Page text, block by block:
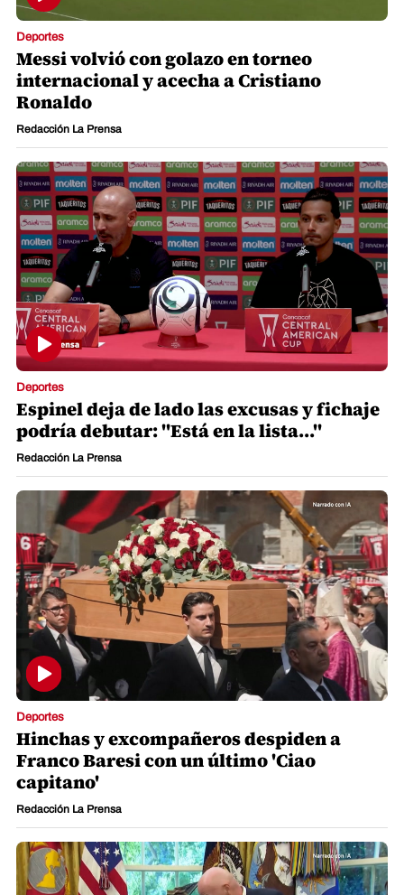
Deportes
Messi volvió con golazo en torneo
internacional y acecha a Cristiano
Ronaldo
Redacción La Prensa
Deportes
Espinel deja de lado las excusas y fichaje
podría debutar: "Está en la lista..."
Redacción La Prensa
Deportes
Hinchas y excompañeros despiden a
Franco Baresi con un último 'Ciao
capitano'
Redacción La Prensa